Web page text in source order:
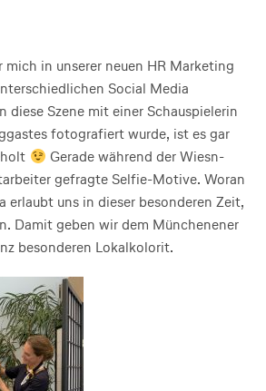
in unserer neuen HR Marketing
Social Media
diese Szene mit einer Schauspielerin
fotografiert wurde, ist es gar
Gerade während der Wiesn-
gefragte Selfie-Motive. Woran
erlaubt uns in dieser besonderen Zeit,
Damit geben wir dem Münchenener
besonderen Lokalkolorit.